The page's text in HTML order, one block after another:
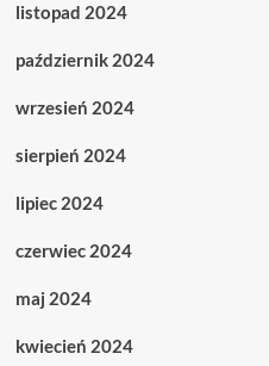
listopad 2024
październik 2024
wrzesień 2024
sierpień 2024
lipiec 2024
czerwiec 2024
maj 2024
kwiecień 2024